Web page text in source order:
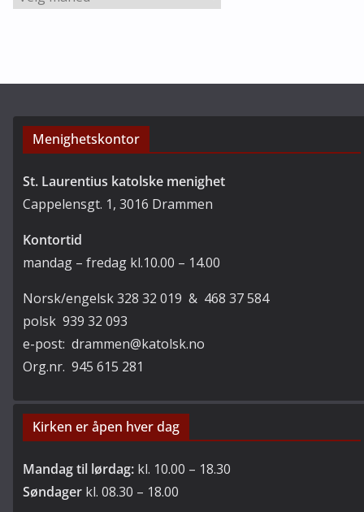
r
Menighetskontor
St. Laurentius katolske menighet
Cappelensgt. 1, 3016 Drammen
Kontortid
mandag – fredag kl.10.00 – 14.00
Norsk/engelsk 328 32 019 & 468 37 584
polsk 939 32 093
e-post: drammen@katolsk.no
Org.nr. 945 615 281
Kirken er åpen hver dag
Mandag til lørdag: kl. 10.00 – 18.30
Søndager kl. 08.30 – 18.00